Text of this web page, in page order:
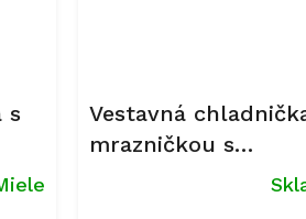
s
Vestavná
mrazničkou s
výrobníkem ledu